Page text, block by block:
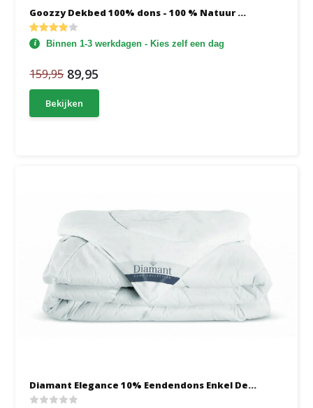
Goozzy Dekbed 100% dons - 100 % Natuur ...
Binnen 1-3 werkdagen - Kies zelf een dag
159,95 89,95
Bekijken
Diamant Elegance 10% Eendendons Enkel De...